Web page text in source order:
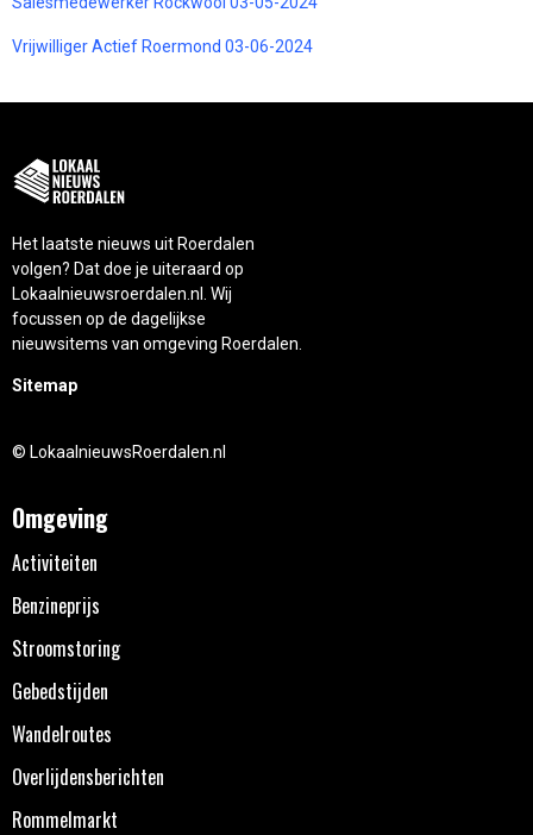
Vrijwilliger Actief Roermond 03-06-2024
Het laatste nieuws uit Roerdalen
volgen? Dat doe je uiteraard op
Lokaalnieuwsroerdalen.nl. Wij
focussen op de dagelijkse
nieuwsitems van omgeving Roerdalen.
Sitemap
© LokaalnieuwsRoerdalen.nl
Omgeving
Activiteiten
Benzineprijs
Stroomstoring
Gebedstijden
Wandelroutes
Overlijdensberichten
Rommelmarkt